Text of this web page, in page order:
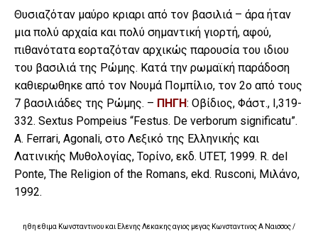
Θυσιαζόταν μαύρο κριαρι από τον βασιλιά – άρα ήταν
μια πολύ αρχαία και πολύ σημαντική γιορτή, αφού,
πιθανότατα εορταζόταν αρχικώς παρουσία του ιδιου
του βασιλιά της Ρώμης. Κατά την ρωμαϊκή παράδοση
καθιερωθηκε από τον Νουμά Πομπίλιο, τον 2ο από τους
7 βασιλιάδες της Ρώμης. – ΠΗΓΗ: Οβίδιος, Φάστ., Ι,319-
332. Sextus Pompeius “Festus. De verborum significatu”.
A. Ferrari, Agonali, στο Λεξικό της Ελληνικής και
Λατινικής Μυθολογίας, Τορίνο, εκδ. UTET, 1999. R. del
Ponte, The Religion of the Romans, ekd. Rusconi, Μιλάνο,
1992.
ηθη εθιμα Κωνσταντινου και Ελενης Λεκακης αγιος μεγας Κωνσταντινος Α Ναισσος /